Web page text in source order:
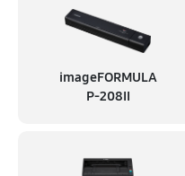
imageFORMULA
P‑208II